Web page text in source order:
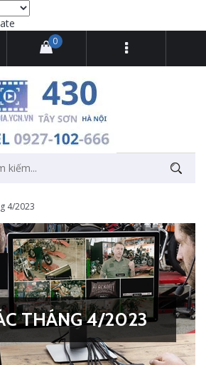
0
4/2023
THÁNG 4/2023